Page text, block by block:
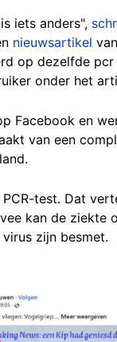
iets anders",
nieuwsartikel
op dezelfde
onder het
Facebook en
van een
test. Dat
kan de ziekte
zijn besmet.